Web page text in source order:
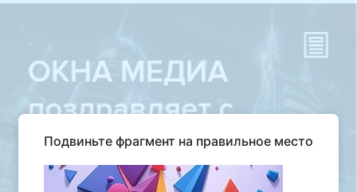
Подвиньте фрагмент на правильное место